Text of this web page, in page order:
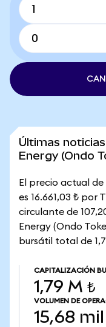
Últimas
Energy (Ondo
El precio actual
es 16.661,03 ₺ por
circulante de
Energy (Ondo
bursátil total de
CAPITALIZACIÓN
1,79 M ₺
VOLUMEN DE
15,68 mil